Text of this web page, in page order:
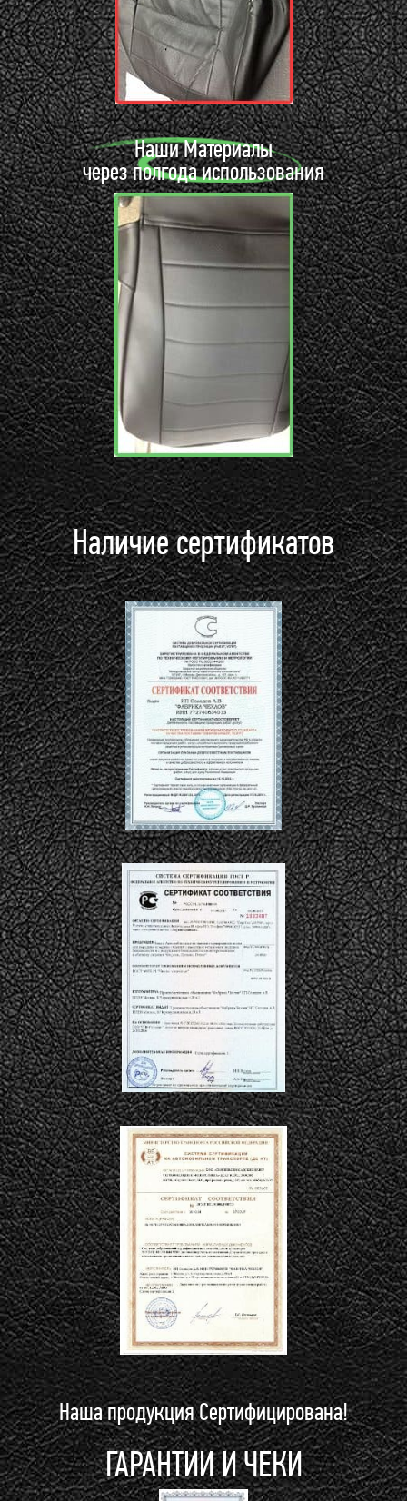
Наши Материалы
через полгода использования
Наличие сертификатов
Наша продукция Сертифицирована!
ГАРАНТИИ И ЧЕКИ